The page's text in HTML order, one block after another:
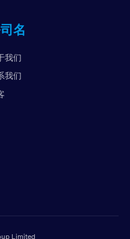
名
我们
我们
Limited